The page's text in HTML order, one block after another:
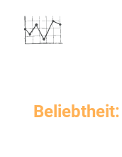
Beliebtheit: